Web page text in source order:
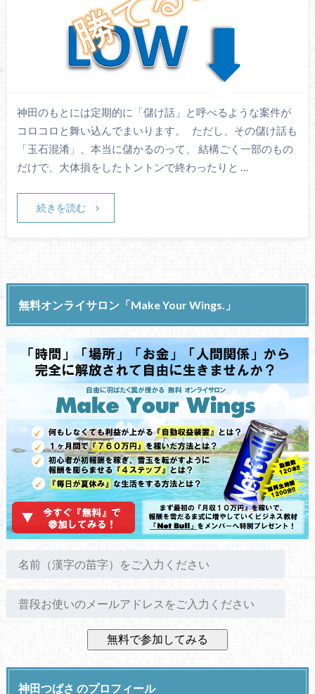
神田のもとには定期的に「儲け話」と呼べるような案件が
コロコロと舞い込んでまいります。 ただし、その儲け話も
「玉石混淆」、本当に儲かるのって、 結構ごく一部のもの
だけで、大体損をしたトントンで終わったりと …
続きを読む
無料オンライサロン「Make Your Wings.」
神田つばさ のプロフィール